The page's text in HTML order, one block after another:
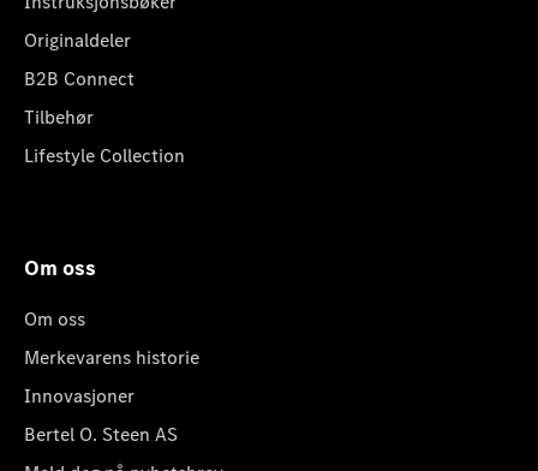
Originaldeler
B2B Connect
Tilbehør
Lifestyle Collection
Om oss
Om oss
Merkevarens historie
Innovasjoner
Bertel O. Steen AS